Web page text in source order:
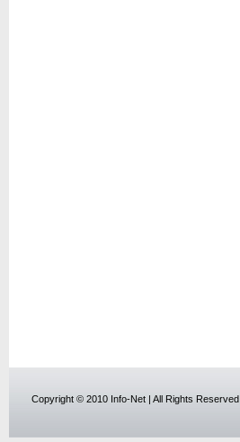
Copyright © 2010 Info-Net | All Rights Reserved